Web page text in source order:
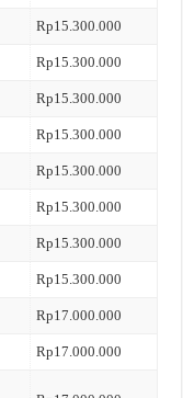
Rp15.300.000
Rp15.300.000
Rp15.300.000
Rp15.300.000
Rp15.300.000
Rp15.300.000
Rp15.300.000
Rp15.300.000
Rp17.000.000
Rp17.000.000